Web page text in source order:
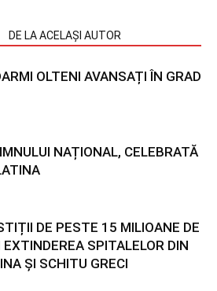
DE LA ACELAȘI AUTOR
OLTENI AVANSAȚI ÎN GRAD
NAȚIONAL, CELEBRATĂ
DE PESTE 15 MILIOANE DE
EXTINDEREA SPITALELOR DIN
ȘI SCHITU GRECI